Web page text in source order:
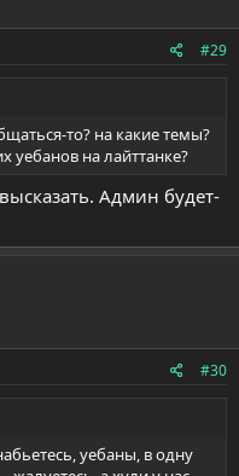
#29
то? на какие темы?
уебанов на лайттанке?
Админ будет-
#30
уебаны, в одну